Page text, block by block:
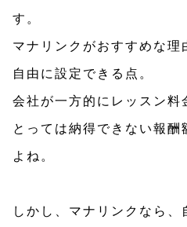
す。
マナリンクがおすすめな
自由に設定できる点。
会社が一方的にレッスン料
とっては納得できない報
よね。
しかし、マナリンクなら